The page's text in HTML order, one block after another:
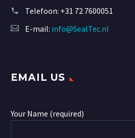
Telefoon: +31 72 7600051
E-mail: info@SealTec.nl
EMAIL US
Your Name (required)